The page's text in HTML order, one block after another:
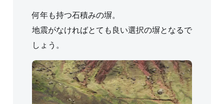
何年も持つ石積みの塀。
地震がなければとても良い選択の塀となるで
しょう。